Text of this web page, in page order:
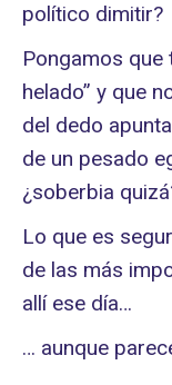
político dimitir?
Pongamos que
helado” y que
del dedo
de un pesado
¿soberbia
Lo que es
de las más
allí ese día…
… aunque